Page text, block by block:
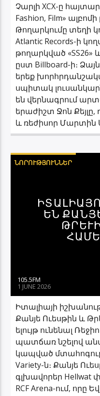
Չարլի XCX-ը
Fashion, Film»
Թողարկումը տեղի
Atlantic Records-ի
թողարկված «SS26» և
ըստ Billboard-ի։
երեք
սպիտակ
են վերնագրում
երաժիշտ Ջոն Քեյլը,
և ռեժիսոր Մարտին
ՆՈՐՈՒԹՅՈՒՆՆԵՐ
ԵՆ
105.5FM
1 JUNE 2026
Իտալիայի
Քանյե Ուեսթին և
ելույթ ունենալ
պատճառ նշելով
կապված
Variety-ն։ Քանյե
գլխավորեր Hellwat
RCF Arena-ում, որը